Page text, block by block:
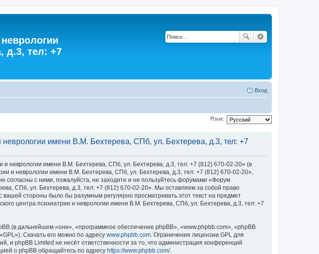
д.3, тел: +7
Вход
Язык:
имени В.М. Бехтерева, СПб, ул. Бехтерева, д.3, тел: +7
неврологии имени В.М. Бехтерева, СПб, ул. Бехтерева, д.3, тел: +7 (812) 670-02-20» (в
и неврологии имени В.М. Бехтерева, СПб, ул. Бехтерева, д.3, тел: +7 (812) 670-02-20»,
согласны с ними, пожалуйста, не заходите и не пользуйтесь форумами «Форум
СПб, ул. Бехтерева, д.3, тел: +7 (812) 670-02-20». Мы оставляем за собой право
стороны было бы разумным регулярно просматривать этот текст на предмет
центра психиатрии и неврологии имени В.М. Бехтерева, СПб, ул. Бехтерева, д.3, тел: +7
(в дальнейшем «они», «программное обеспечение phpBB», «www.phpbb.com», «phpBB
Скачать его можно по адресу www.phpbb.com. Ограничения лицензии GPL для
и phpBB Limited не несёт ответственности за то, что администрация конференций
о phpBB обращайтесь по адресу https://www.phpbb.com/.